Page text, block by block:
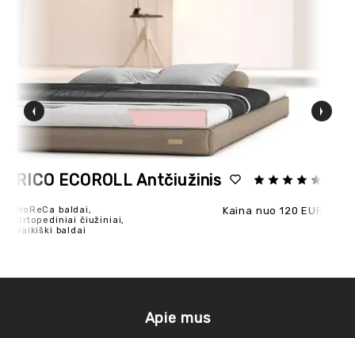
RICO ECOROLL Antčiužinis
HoReCa baldai,
Ortopediniai čiužiniai,
Vaikiški baldai
Kaina nuo 120 EUR
Apie mus